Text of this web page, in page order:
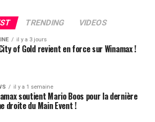
TRENDING VIDEOS
il y a 3 jours
of Gold revient en force sur Winamax !
il y a 1 semaine
soutient Mario Boos pour la dernière
droite du Main Event !